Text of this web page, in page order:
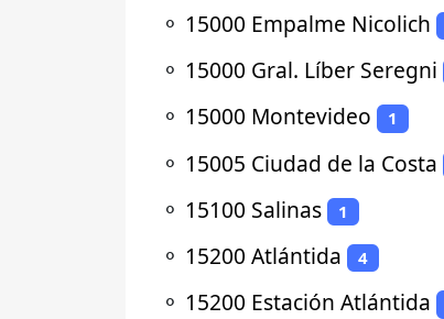
⚬ 15000 Empalme Nicolich
⚬ 15000 Gral. Líber Seregni
⚬ 15000 Montevideo 1
⚬ 15005 Ciudad de la Costa
⚬ 15100 Salinas 1
⚬ 15200 Atlántida 4
⚬ 15200 Estación Atlántida